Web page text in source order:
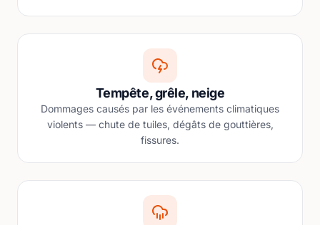
Tempête, grêle, neige
Dommages causés par les événements climatiques
violents — chute de tuiles, dégâts de gouttières,
fissures.